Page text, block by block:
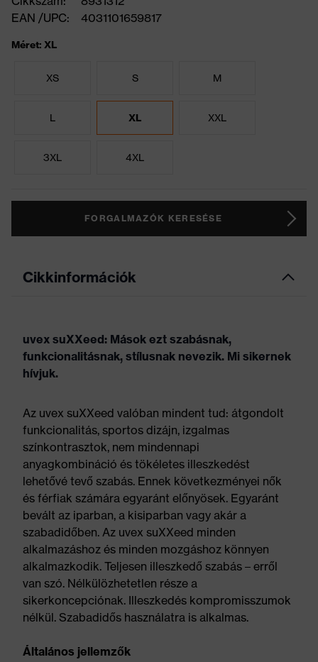
EAN /UPC:
4031101659817
Méret: XL
XS S M
L XL XXL
3XL 4XL
FORGALMAZÓK KERESÉSE
Cikkinformációk
uvex suXXeed: Mások ezt szabásnak,
funkcionalitásnak, stílusnak nevezik. Mi sikernek
hívjuk.
Az uvex suXXeed valóban mindent tud: átgondolt
funkcionalitás, sportos dizájn, izgalmas
színkontrasztok, nem mindennapi
anyagkombináció és tökéletes illeszkedést
lehetővé tevő szabás. Ennek következményei nők
és férfiak számára egyaránt előnyösek. Egyaránt
bevált az iparban, a kisiparban vagy akár a
szabadidőben. Az uvex suXXeed minden
alkalmazáshoz és minden mozgáshoz könnyen
alkalmazkodik. Teljesen illeszkedő szabás – erről
van szó. Nélkülözhetetlen része a
sikerkoncepciónak. Illeszkedés kompromisszumok
nélkül. Szabadidős használatra is alkalmas.
Általános jellemzők